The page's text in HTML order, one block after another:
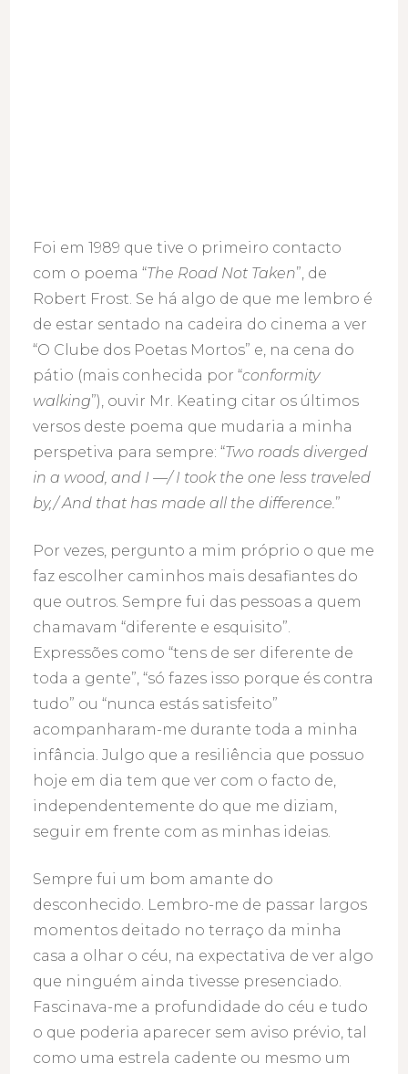
Foi em 1989 que tive o primeiro contacto
com o poema “The Road Not Taken”, de
Robert Frost. Se há algo de que me lembro é
de estar sentado na cadeira do cinema a ver
“O Clube dos Poetas Mortos” e, na cena do
pátio (mais conhecida por “conformity
walking”), ouvir Mr. Keating citar os últimos
versos deste poema que mudaria a minha
perspetiva para sempre: “Two roads diverged
in a wood, and I —/ I took the one less traveled
by,/ And that has made all the difference.”
Por vezes, pergunto a mim próprio o que me
faz escolher caminhos mais desafiantes do
que outros. Sempre fui das pessoas a quem
chamavam “diferente e esquisito”.
Expressões como “tens de ser diferente de
toda a gente”, “só fazes isso porque és contra
tudo” ou “nunca estás satisfeito”
acompanharam-me durante toda a minha
infância. Julgo que a resiliência que possuo
hoje em dia tem que ver com o facto de,
independentemente do que me diziam,
seguir em frente com as minhas ideias.
Sempre fui um bom amante do
desconhecido. Lembro-me de passar largos
momentos deitado no terraço da minha
casa a olhar o céu, na expectativa de ver algo
que ninguém ainda tivesse presenciado.
Fascinava-me a profundidade do céu e tudo
o que poderia aparecer sem aviso prévio, tal
como uma estrela cadente ou mesmo um